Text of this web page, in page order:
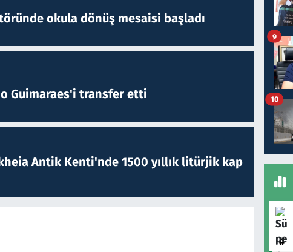
okula dönüş mesaisi başladı
Guimaraes'i transfer etti
Antik Kenti'nde 1500 yıllık litürjik kap
9
10
#